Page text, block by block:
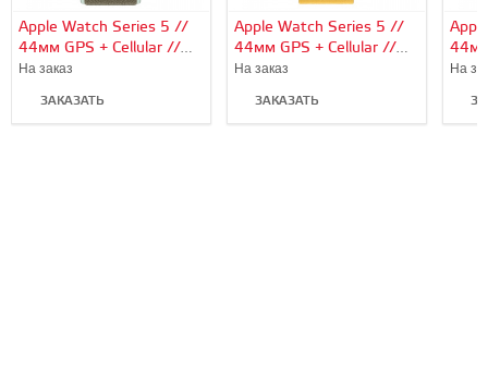
Apple Watch Series 5 //
44мм GPS + Cellular //
Корпус из керамики,
цвета «лесной хаки»
На заказ
ЗАКАЗАТЬ
Apple Watch Series 5 //
44мм GPS + Cellular //
Корпус из керамики,
«лимонный сироп»,
На заказ
ЗАКАЗАТЬ
На